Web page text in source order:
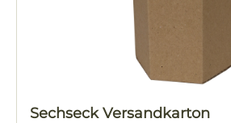
Sechseck Versandkarton